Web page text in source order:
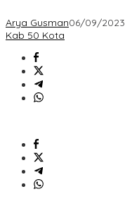
Arya Gusman06/09/2023
Kab 50 Kota